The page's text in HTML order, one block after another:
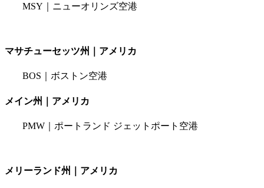
MSY｜ニューオリンズ空港
マサチューセッツ州｜アメリカ
BOS｜ボストン空港
メイン州｜アメリカ
PMW｜ポートランド ジェットポート空港
メリーランド州｜アメリカ